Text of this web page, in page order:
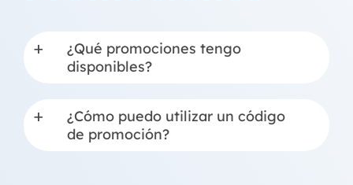
a
¿Qué promociones tengo
disponibles?
a
¿Cómo puedo utilizar un código
de promoción?